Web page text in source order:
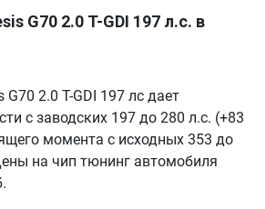
G70 2.0 T-GDI 197 л.с. в
2.0 T-GDI 197 лс дает
с заводских 197 до 280 л.с. (+83
момента с исходных 353 до
на чип тюнинг автомобиля